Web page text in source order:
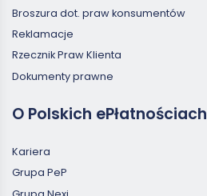
Broszura dot. praw konsumentów
Reklamacje
Rzecznik Praw Klienta
Dokumenty prawne
O Polskich ePłatnościach
Kariera
Grupa PeP